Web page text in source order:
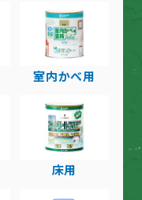
室内かべ用
床用